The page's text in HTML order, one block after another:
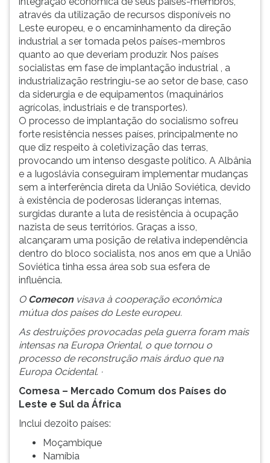
através da utilização de recursos disponíveis no
Leste europeu, e o encaminhamento da direção
industrial a ser tomada pelos países-membros
quanto ao que deveriam produzir. Nos países
socialistas em fase de implantação industrial , a
industrialização restringiu-se ao setor de base, caso
da siderurgia e de equipamentos (maquinários
agrícolas, industriais e de transportes).
O processo de implantação do socialismo sofreu
forte resistência nesses países, principalmente no
que diz respeito à coletivização das terras,
provocando um intenso desgaste político. A Albânia
e a Iugoslávia conseguiram implementar mudanças
sem a interferência direta da União Soviética, devido
à existência de poderosas lideranças internas,
surgidas durante a luta de resistência à ocupação
nazista de seus territórios. Graças a isso,
alcançaram uma posição de relativa independência
dentro do bloco socialista, nos anos em que a União
Soviética tinha essa área sob sua esfera de
influência.
O Comeconvisava à cooperação econômica
mútua dos países do Leste europeu.
As destruições provocadas pela guerra foram mais
intensas na Europa Oriental, o que tornou o
processo de reconstrução mais árduo que na
Europa Ocidental. ·
Comesa – Mercado Comum dos Países do
Leste e Sul da África
Inclui dezoito países:
Moçambique
Namíbia